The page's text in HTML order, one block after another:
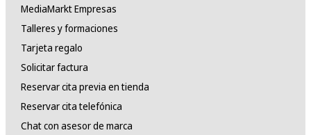
MediaMarkt Empresas
Talleres y formaciones
Tarjeta regalo
Solicitar factura
Reservar cita previa en tienda
Reservar cita telefónica
Chat con asesor de marca